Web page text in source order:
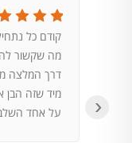
קודם כל
מה שקשור
דרך המלצה
מיד שזה הבן
על אחד
›